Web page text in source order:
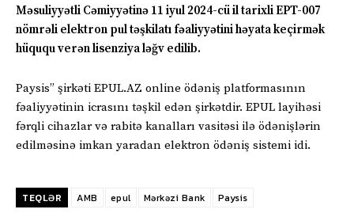
Məsuliyyətli Cəmiyyətinə 11 iyul 2024-cü il tarixli EPT-007
nömrəli elektron pul təşkilatı fəaliyyətini həyata keçirmək
hüququ verən lisenziya ləğv edilib.
Paysis” şirkəti EPUL.AZ online ödəniş platformasının
fəaliyyətinin icrasını təşkil edən şirkətdir. EPUL layihəsi
fərqli cihazlar və rabitə kanalları vasitəsi ilə ödənişlərin
edilməsinə imkan yaradan elektron ödəniş sistemi idi.
TEQLƏR AMB epul Mərkəzi Bank Paysis